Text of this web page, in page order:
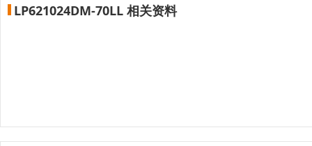
LP621024DM-70LL 相关资料